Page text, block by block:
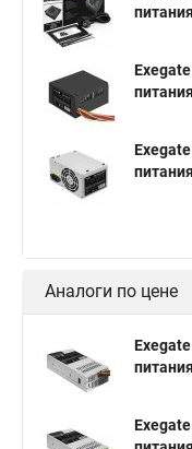
Аналоги по цене